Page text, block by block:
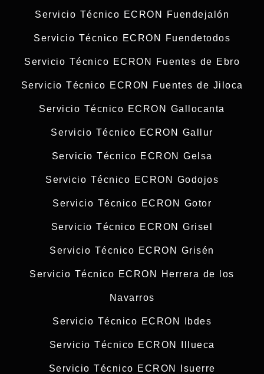
Servicio Técnico ECRON Fuendejalón
Servicio Técnico ECRON Fuendetodos
Servicio Técnico ECRON Fuentes de Ebro
Servicio Técnico ECRON Fuentes de Jiloca
Servicio Técnico ECRON Gallocanta
Servicio Técnico ECRON Gallur
Servicio Técnico ECRON Gelsa
Servicio Técnico ECRON Godojos
Servicio Técnico ECRON Gotor
Servicio Técnico ECRON Grisel
Servicio Técnico ECRON Grisén
Servicio Técnico ECRON Herrera de los
Navarros
Servicio Técnico ECRON Ibdes
Servicio Técnico ECRON Illueca
Servicio Técnico ECRON Isuerre